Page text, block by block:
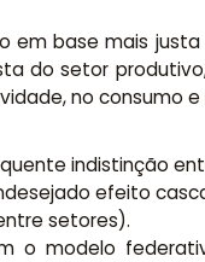
base mais
do setor
no consumo
indistinção
efeito
setores).
modelo